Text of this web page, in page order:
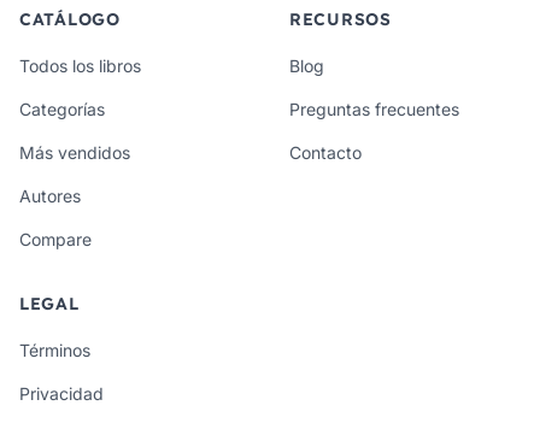
CATÁLOGO
Todos los libros
Categorías
Más vendidos
Autores
Compare
RECURSOS
Blog
Preguntas frecuentes
Contacto
LEGAL
Términos
Privacidad